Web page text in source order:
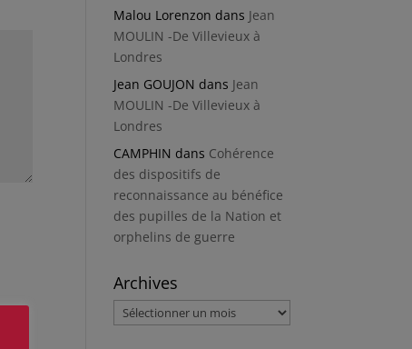
Malou Lorenzon dans Jean
MOULIN -De Villevieux à
Londres
Jean GOUJON dans Jean
MOULIN -De Villevieux à
Londres
CAMPHIN dans Cohérence
des dispositifs de
reconnaissance au bénéfice
des pupilles de la Nation et
orphelins de guerre
Archives
Archives